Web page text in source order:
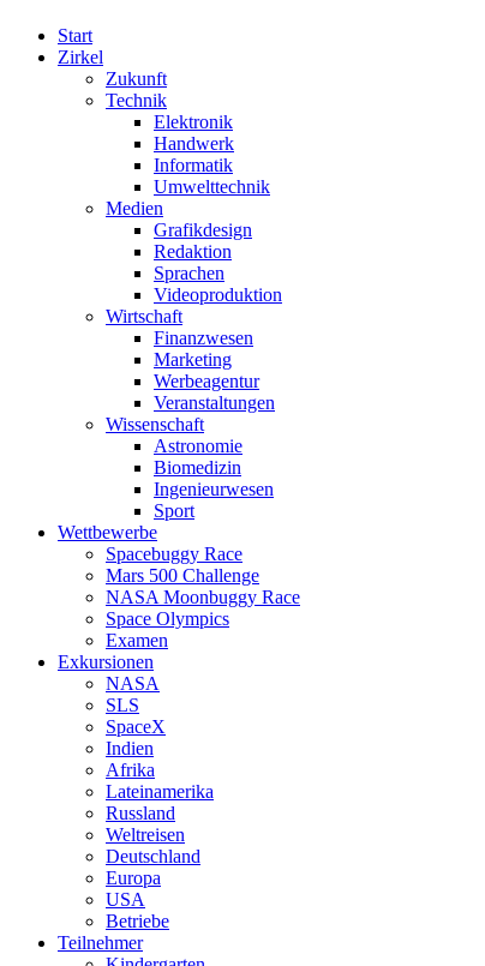
Start
Zirkel
Zukunft
Technik
Elektronik
Handwerk
Informatik
Umwelttechnik
Medien
Grafikdesign
Redaktion
Sprachen
Videoproduktion
Wirtschaft
Finanzwesen
Marketing
Werbeagentur
Veranstaltungen
Wissenschaft
Astronomie
Biomedizin
Ingenieurwesen
Sport
Wettbewerbe
Spacebuggy Race
Mars 500 Challenge
NASA Moonbuggy Race
Space Olympics
Examen
Exkursionen
NASA
SLS
SpaceX
Indien
Afrika
Lateinamerika
Russland
Weltreisen
Deutschland
Europa
USA
Betriebe
Teilnehmer